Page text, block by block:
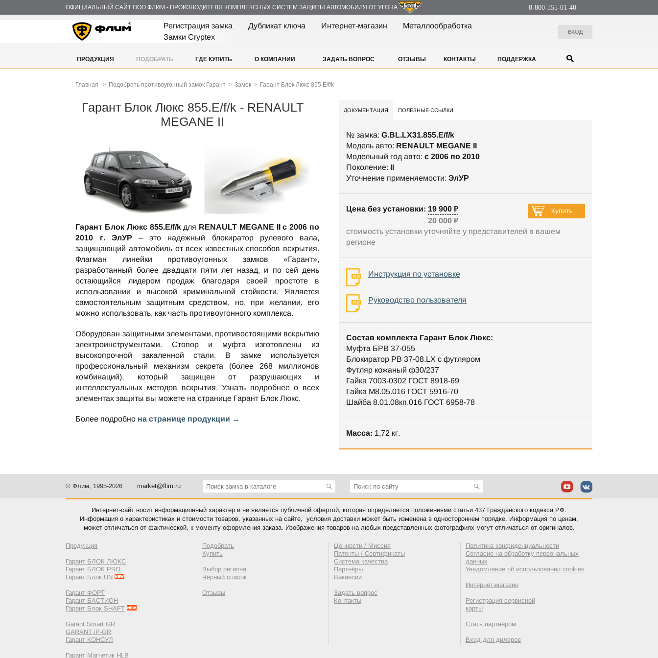
ОФИЦИАЛЬНЫЙ САЙТ ООО ФЛИМ - ПРОИЗВОДИТЕЛЯ КОМПЛЕКСНЫХ СИСТЕМ ЗАЩИТЫ АВТОМОБИЛЯ ОТ УГОНА 8-800-555-01-40
Регистрация замка Дубликат ключа Интернет-магазин
Металлообработка
Замки Cryptex
ВХОД
ПРОДУКЦИЯ ПОДОБРАТЬ ГДЕ КУПИТЬ О КОМПАНИИ ЗАДАТЬ ВОПРОС ОТЗЫВЫ КОНТАКТЫ ПОДДЕРЖКА
Главная > Подобрать противоугонный замок Гарант > Замок > Гарант Блок Люкс 855.E/f/k
Гарант Блок Люкс 855.E/f/k - RENAULT
MEGANE II
Гарант Блок Люкс 855.E/f/kдля RENAULT MEGANE II c 2006 по
2010 г. ЭлУР – это надежный блокиратор рулевого вала,
защищающий автомобиль от всех известных способов вскрытия.
Флагман линейки противоугонных замков «Гарант»,
разработанный более двадцати пяти лет назад, и по сей день
остающийся лидером продаж благодаря своей простоте в
использовании и высокой криминальной стойкости. Является
самостоятельным защитным средством, но, при желании, его
можно использовать, как часть противоугонного комплекса.
Оборудован защитными элементами, противостоящими вскрытию
электроинструментами. Стопор и муфта изготовлены из
высокопрочной закаленной стали. В замке используется
профессиональный механизм секрета (более 268 миллионов
комбинаций), который защищен от разрушающих и
интеллектуальных методов вскрытия. Узнать подробнее о всех
элементах защиты вы можете на странице Гарант Блок Люкс.
Более подробно на странице продукции →
ДОКУМЕНТАЦИЯ ПОЛЕЗНЫЕ ССЫЛКИ
№ замка: G.BL.LX31.855.E/f/k
Модель авто: RENAULT MEGANE II
Модельный год авто: c 2006 по 2010
Поколение: II
Уточнение применяемости: ЭлУР
Цена без установки: 19 900 ₽
20 000 ₽
стоимость установки уточняйте у представителей в вашем
регионе
Инструкция по установке
Руководство пользователя
Состав комплекта Гарант Блок Люкс:
Муфта БРВ 37-055
Блокиратор РВ 37-08.LX с футляром
Футляр кожаный ф30/237
Гайка 7003-0302 ГОСТ 8918-69
Гайка М8.05.016 ГОСТ 5916-70
Шайба 8.01.08кп.016 ГОСТ 6958-78
Масса: 1,72 кг.
© Флим, 1995-2026 market@flim.ru
Интернет-сайт носит информационный характер и не является публичной офертой, которая определяется положениями статьи 437 Гражданского кодекса РФ.
Информация о характеристиках и стоимости товаров, указанных на сайте, условия доставки может быть изменена в одностороннем порядке. Информация по ценам,
может отличаться от фактической, к моменту оформления заказа. Изображения товаров на любых представленных фотографиях могут отличаться от оригиналов.
Продукция
Гарант БЛОК ЛЮКС
Гарант БЛОК PRO
Гарант Блок UN
Гарант ФОРТ
Гарант БАСТИОН
Гарант Блок SHAFT
Garant Smart GR
GARANT iP-GR
Гарант КОНСУЛ
Гарант Магнетик HLB
Подобрать
Купить
Выбор региона
Чёрный список
Отзывы
Ценности / Миссия
Патенты / Сертификаты
Система качества
Партнёры
Вакансии
Задать вопрос
Контакты
Политика конфиденциальности
Согласие на обработку персональных
данных
Уведомление об использовании cookies
Интернет-магазин
Регистрация сервисной
карты
Стать партнёром
Вход для дилеров